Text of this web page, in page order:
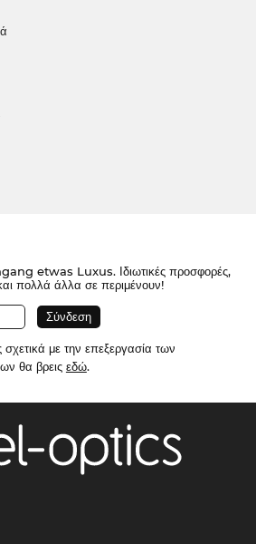
etwas Luxus. Ιδιωτικές προσφορές,
πολλά άλλα σε περιμένουν!
σχετικά με την επεξεργασία των
θα βρεις εδώ.